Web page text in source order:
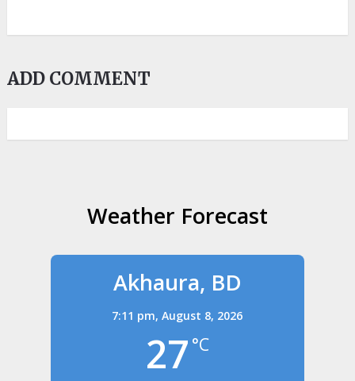
ADD COMMENT
Weather Forecast
Akhaura, BD
7:11 pm,August 8, 2026
27 °C